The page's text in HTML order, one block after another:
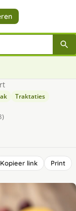
Traktaties
Kopieer link Print